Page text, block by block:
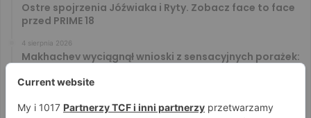
Ostre spojrzenia Jóźwiaka i Ryty. Zobacz face to face
przed PRIME 18
4 sierpnia 2026
Makhachev wyciągnął wnioski z sensacyjnych porażek:
Murański i Tańcula znów na kursie kolizyjnym. Gorąco